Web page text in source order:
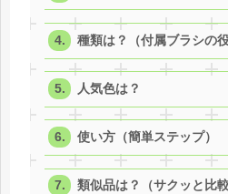
種類は？（付属ブラシの
人気色は？
使い方（簡単ステップ）
類似品は？（サクッと比較